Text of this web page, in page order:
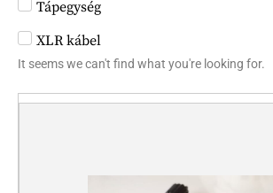
Tápegység
XLR kábel
It seems we can't find what you're looking for.